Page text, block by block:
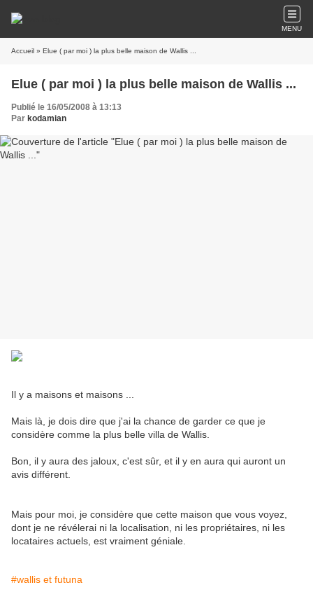
MENU
Accueil » Elue ( par moi ) la plus belle maison de Wallis ...
Elue ( par moi ) la plus belle maison de Wallis ...
Publié le 16/05/2008 à 13:13
Par kodamian
Il y a maisons et maisons ...
Mais là, je dois dire que j'ai la chance de garder ce que je
considère comme la plus belle villa de Wallis.
Bon, il y aura des jaloux, c'est sûr, et il y en aura qui auront un
avis différent.
Mais pour moi, je considère que cette maison que vous voyez,
dont je ne révélerai ni la localisation, ni les propriétaires, ni les
locataires actuels, est vraiment géniale.
#wallis et futuna